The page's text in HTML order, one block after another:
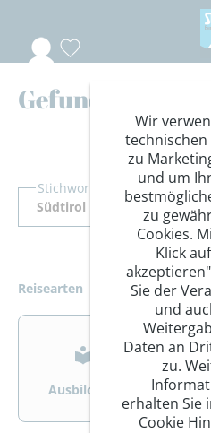
Gefundene Reisen
Stichwort Suche
Reisearten
>
Ausbildung
>
Wir
zu
und um
zu
Cookies.
Klick
Sie der
und
Daten an
zu.
erhalten Sie
Cookie